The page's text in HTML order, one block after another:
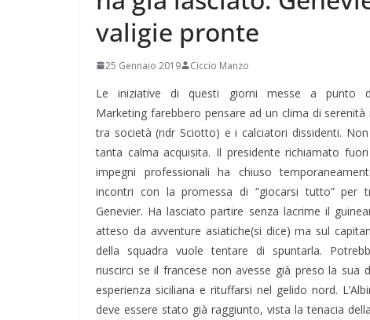
valigie pronte
25 Gennaio 2019 Ciccio Manzo
Le iniziative di questi giorni messe a punto
Marketing farebbero pensare ad un clima di serenità
tra società (ndr Sciotto) e i calciatori dissidenti.
tanta calma acquisita. Il presidente richiamato
impegni professionali ha chiuso
incontri con la promessa di “giocarsi tutto” per
Genevier. Ha lasciato partire senza lacrime il
atteso da avventure asiatiche(si dice) ma sul
della squadra vuole tentare di spuntarla.
riuscirci se il francese non avesse già preso la sua
esperienza siciliana e rituffarsi nel gelido nord.
deve essere stato già raggiunto, vista la tenacia